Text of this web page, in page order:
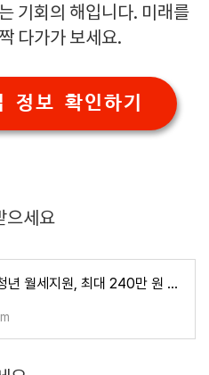
기회의 해입니다. 미래를
다가가 보세요.
정보 확인하기
으세요
2025년 서울청년 월세지원, 최대 240만 원 받는 방법 총정리